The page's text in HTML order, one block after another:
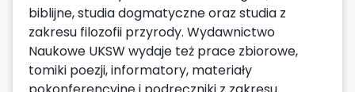
biblijne, studia dogmatyczne oraz studia z
zakresu filozofii przyrody. Wydawnictwo
Naukowe UKSW wydaje też prace zbiorowe,
tomiki poezji, informatory, materiały